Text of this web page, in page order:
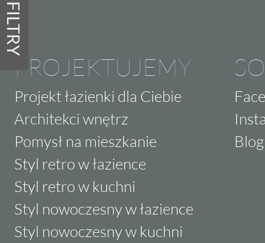
FILTRY
PROJEKTUJEMY
Projekt łazienki dla Ciebie
Architekci wnętrz
Pomysł na mieszkanie
Styl retro w łazience
Styl retro w kuchni
Styl nowoczesny w łazience
Styl nowoczesny w kuchni
Blog